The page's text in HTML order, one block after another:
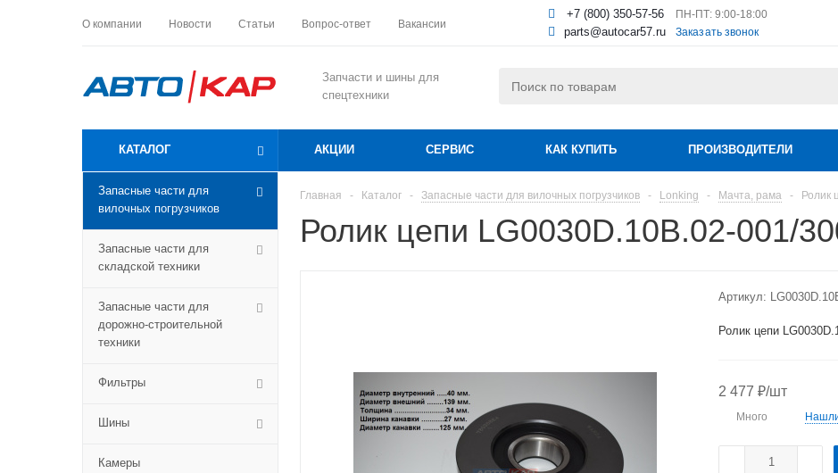
О компании Новости Статьи Вопрос-ответ Вакансии
+7 (800) 350-57-56
parts@autocar57.ru
ПН-ПТ: 9:00-18:00
Заказать звонок
Запчасти и шины для
спецтехники
КАТАЛОГ АКЦИИ СЕРВИС КАК КУПИТЬ ПРОИЗВОДИТЕЛИ
Запасные части для
вилочных погрузчиков
Запасные части для
складской техники
Запасные части для
дорожно-строительной
техники
Фильтры
Шины
Камеры
Главная - Каталог - Запасные части для вилочных погрузчиков - Lonking - Мачта, рама - Ролик
Ролик цепи LG0030D.10B.02-001/
Артикул:
Ролик цепи
2 477 ₽/шт
Много